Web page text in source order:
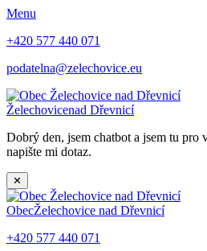
Menu
+420 577 440 071
podatelna@zelechovice.eu
Želechovicenad Dřevnicí
Dobrý den, jsem chatbot a jsem tu pro
napište mi dotaz.
✕
ObecŽelechovice nad Dřevnicí
+420 577 440 071